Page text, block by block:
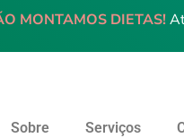
MONTAMOS DIETAS!
Sobre Serviços